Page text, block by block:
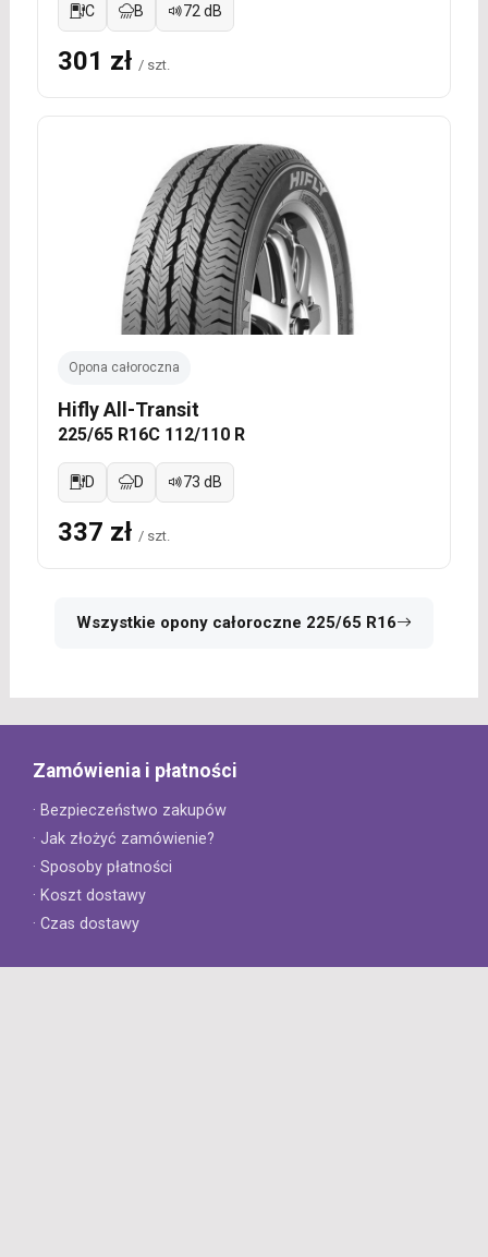
C B 72 dB
301 zł / szt.
Opona całoroczna
Hifly All-Transit
225/65 R16C 112/110 R
D D 73 dB
337 zł / szt.
Wszystkie opony całoroczne 225/65 R16
Zamówienia i płatności
· Bezpieczeństwo zakupów
· Jak złożyć zamówienie?
· Sposoby płatności
· Koszt dostawy
· Czas dostawy